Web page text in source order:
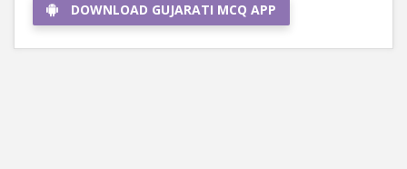
DOWNLOAD GUJARATI MCQ APP